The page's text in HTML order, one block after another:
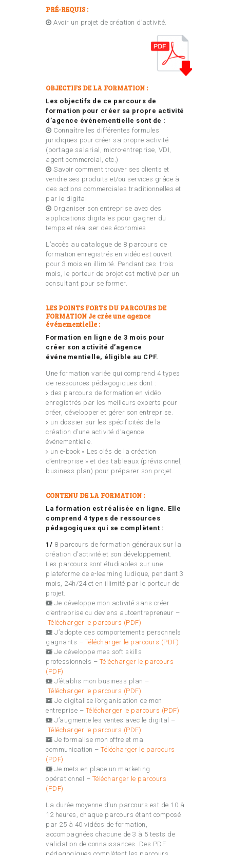
PRÉ-REQUIS :
Avoir un projet de création d’activité.
OBJECTIFS DE LA FORMATION :
Les objectifs de ce parcours de
formation pour créer sa propre activité
d’agence événementielle sont de :
Connaître les différentes formules
juridiques pour créer sa propre activité
(portage salarial, micro-entreprise, VDI,
agent commercial, etc.)
Savoir comment trouver ses clients et
vendre ses produits et/ou services grâce à
des actions commerciales traditionnelles et
par le digital
Organiser son entreprise avec des
applications digitales pour gagner du
temps et réaliser des économies
L’accès au catalogue de 8 parcours de
formation enregistrés en vidéo est ouvert
pour 3 mois en illimité. Pendant ces trois
mois, le porteur de projet est motivé par un
consultant pour se former.
LES POINTS FORTS DU PARCOURS DE
FORMATION Je crée une agence
événementielle :
Formation en ligne de 3 mois pour
créer son activité d’agence
événementielle, éligible au CPF.
Une formation variée qui comprend 4 types
de ressources pédagogiques dont :
des parcours de formation en vidéo
enregistrés par les meilleurs experts pour
créer, développer et gérer son entreprise.
un dossier sur les spécificités de la
création d’une activité d’agence
événementielle.
un e-book « Les clés de la création
d’entreprise » et des tableaux (prévisionnel,
business plan) pour préparer son projet.
CONTENU DE LA FORMATION :
La formation est réalisée en ligne. Elle
comprend 4 types de ressources
pédagogiques qui se complètent :
1/ 8 parcours de formation généraux sur la
création d’activité et son développement.
Les parcours sont étudiables sur une
plateforme de e-learning ludique, pendant 3
mois, 24h/24 et en illimité par le porteur de
projet.
Je développe mon activité sans créer
d’entreprise ou deviens autoentrepreneur –
Télécharger le parcours (PDF)
J’adopte des comportements personnels
gagnants – Télécharger le parcours (PDF)
Je développe mes soft skills
professionnels – Télécharger le parcours
(PDF)
J’établis mon business plan –
Télécharger le parcours (PDF)
Je digitalise l’organisation de mon
entreprise – Télécharger le parcours (PDF)
J’augmente les ventes avec le digital –
Télécharger le parcours (PDF)
Je formalise mon offre et ma
communication – Télécharger le parcours
(PDF)
Je mets en place un marketing
opérationnel – Télécharger le parcours
(PDF)
La durée moyenne d’un parcours est de 10 à
12 heures, chaque parcours étant composé
par 25 à 40 vidéos de formation,
accompagnées chacune de 3 à 5 tests de
validation de connaissances. Des PDF